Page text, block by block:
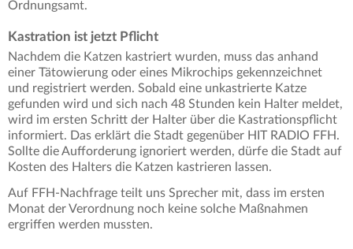
Ordnungsamt.
Kastration ist jetzt Pflicht
Nachdem die Katzen kastriert wurden, muss das anhand
einer Tätowierung oder eines Mikrochips gekennzeichnet
und registriert werden. Sobald eine unkastrierte Katze
gefunden wird und sich nach 48 Stunden kein Halter meldet,
wird im ersten Schritt der Halter über die Kastrationspflicht
informiert. Das erklärt die Stadt gegenüber HIT RADIO FFH.
Sollte die Aufforderung ignoriert werden, dürfe die Stadt auf
Kosten des Halters die Katzen kastrieren lassen.
Auf FFH-Nachfrage teilt uns Sprecher mit, dass im ersten
Monat der Verordnung noch keine solche Maßnahmen
ergriffen werden mussten.